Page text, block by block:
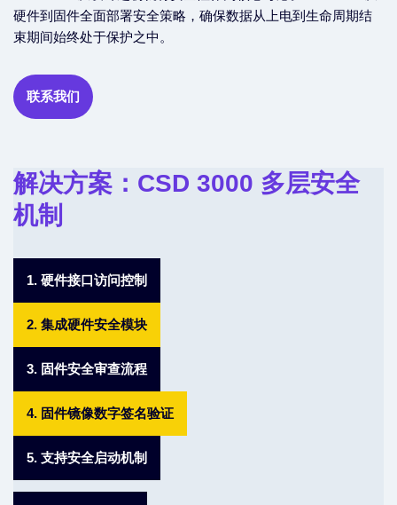
硬件到固件全面部署安全策略，确保数据从上电到生命周期结
束期间始终处于保护之中。
联系我们
解决方案：CSD 3000 多层安全
机制
1. 硬件接口访问控制
2. 集成硬件安全模块
3. 固件安全审查流程
4. 固件镜像数字签名验证
5. 支持安全启动机制